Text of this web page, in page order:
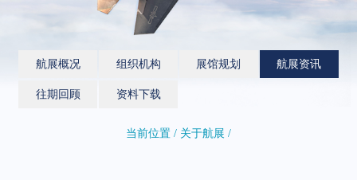
航展概况 组织机构 展馆规划 航展资讯
往期回顾 资料下载
当前位置 / 关于航展 /